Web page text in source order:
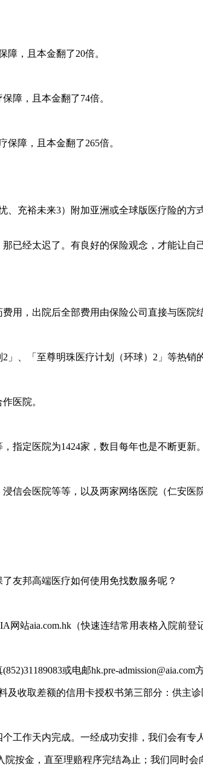
障，且本金翻了20倍。
障，且本金翻了74倍。
保障，且本金翻了265倍。
、充裕未来3）附加亚洲或全球版医疗险的
已经太迟了。有良好的保险观念，才能让自
用，出院后全部费用由保险公司直接与医
」、「至尊明珠医疗计划（环球）2」等热销
作医院。
指定医院为1424家，数目每年也是不断更新
信会医院等等，以及两家网络医院（仁安医
友邦高端医疗如何使用免找数服务呢？
网站aia.com.hk（快速连结常用表格入院前
或电邮hk.pre-admission@aia.com
及收取差额的信用卡授权书第三部分：供主
工作天内完成。一经成功安排，我们会有
按金，直至理赔程序完结為止；我们同时